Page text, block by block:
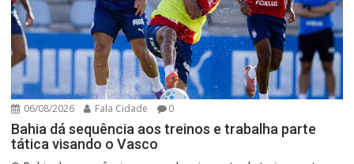
06/08/2026 Fala Cidade 0
Bahia dá sequência aos treinos e trabalha parte
tática visando o Vasco